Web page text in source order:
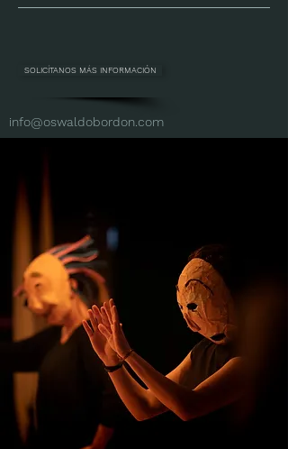
SOLICÍTANOS MÁS INFORMACIÓN
info@oswaldobordon.com